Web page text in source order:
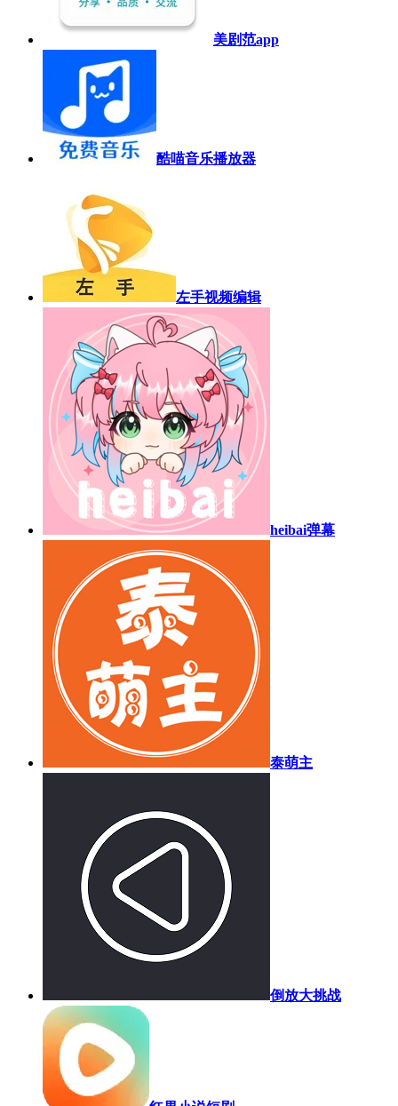
美剧范app
酷喵音乐播放器
左手视频编辑
heibai弹幕
泰萌主
倒放大挑战